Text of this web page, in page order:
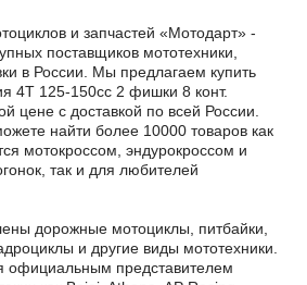
и запчастей «Мотодарт» -
поставщиков мототехники,
в России. Мы предлагаем купить
4T 125-150сс 2 фишки 8 конт.
цене с доставкой по всей России.
найти более 10000 товаров как
мотокроссом, эндурокроссом и
так и для любителей
дорожные мотоциклы, питбайки,
и другие виды мототехники.
официальным представителем